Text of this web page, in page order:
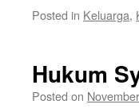
Posted in Keluarga,
Hukum
Posted on